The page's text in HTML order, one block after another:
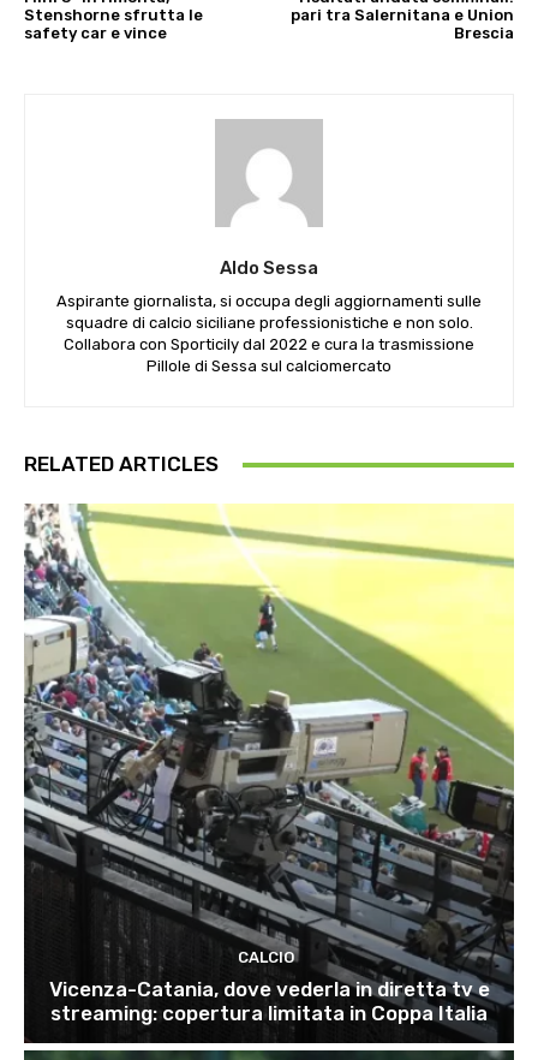
Stenshorne sfrutta le
safety car e vince
pari tra Salernitana e Union
Brescia
Aldo Sessa
Aspirante giornalista, si occupa degli aggiornamenti sulle
squadre di calcio siciliane professionistiche e non solo.
Collabora con Sporticily dal 2022 e cura la trasmissione
Pillole di Sessa sul calciomercato
RELATED ARTICLES
CALCIO
Vicenza-Catania, dove vederla in diretta tv e
streaming: copertura limitata in Coppa Italia